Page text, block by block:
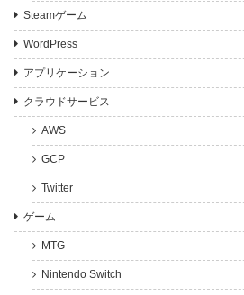
Steamゲーム
WordPress
アプリケーション
クラウドサービス
AWS
GCP
Twitter
ゲーム
MTG
Nintendo Switch